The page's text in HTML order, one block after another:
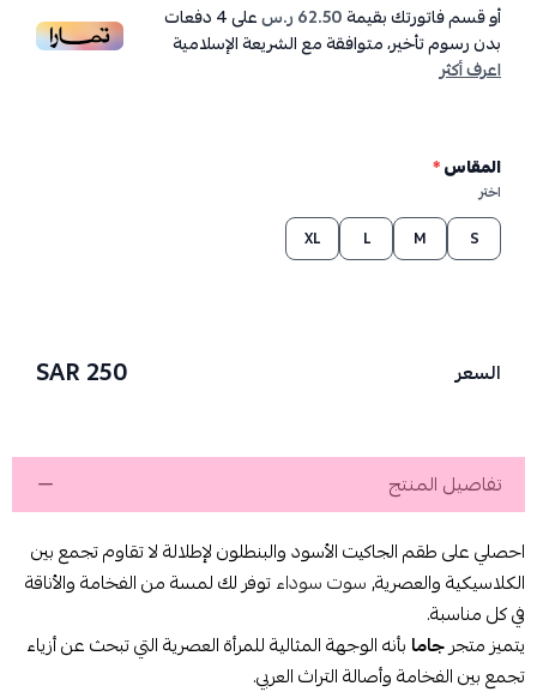
أو قسم فاتورتك بقيمة62.50 ر.س على4دفعات
بدون رسوم تأخير، متوافقة مع الشريعة الإسلامية
اعرف أكثر
المقاس*
اختر
S
M
L
XL
السعر 250 SAR
تفاصيل المنتج
احصلي على طقم الجاكيت الأسود والبنطلون لإطلالة لا تقاوم تجمع بين
الكلاسيكية والعصرية,سوت سوداءتوفر لك لمسة من الفخامة والأناقة
في كل مناسبة.
يتميز متجرجاما بأنه الوجهة المثالية للمرأة العصرية التي تبحث عن أزياء
تجمع بين الفخامة وأصالة التراث العربي.